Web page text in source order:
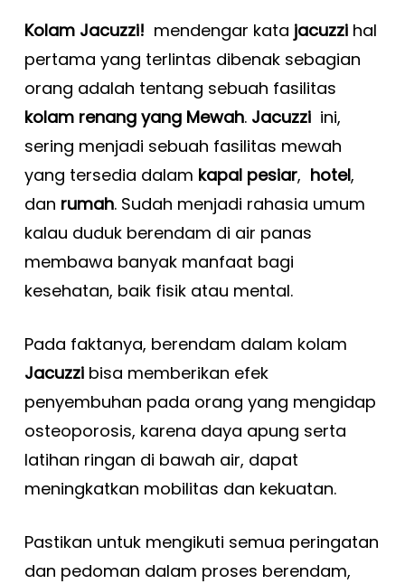
Kolam Jacuzzi! mendengar kata jacuzzihal
pertama yang terlintas dibenak sebagian
orang adalah tentang sebuah fasilitas
kolam renang yang Mewah. Jacuzzi ini,
sering menjadi sebuah fasilitas mewah
yang tersedia dalam kapal pesiar, hotel,
dan rumah. Sudah menjadi rahasia umum
kalau duduk berendam di air panas
membawa banyak manfaat bagi
kesehatan, baik fisik atau mental.
Pada faktanya, berendam dalam kolam
Jacuzzibisa memberikan efek
penyembuhan pada orang yang mengidap
osteoporosis, karena daya apung serta
latihan ringan di bawah air, dapat
meningkatkan mobilitas dan kekuatan.
Pastikan untuk mengikuti semua peringatan
dan pedoman dalam proses berendam,